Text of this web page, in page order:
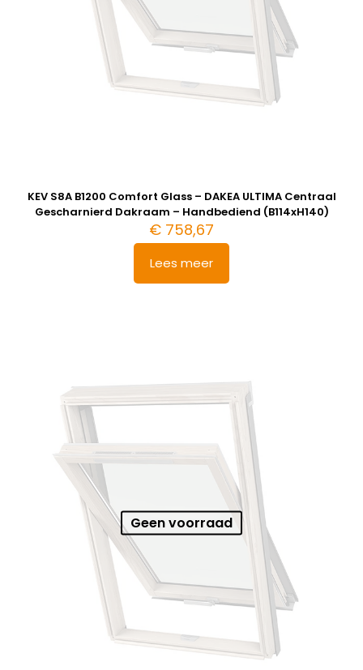
KEV S8A B1200 Comfort Glass – DAKEA ULTIMA Centraal
Gescharnierd Dakraam – Handbediend (B114xH140)
€ 758,67
Lees meer
Geen voorraad